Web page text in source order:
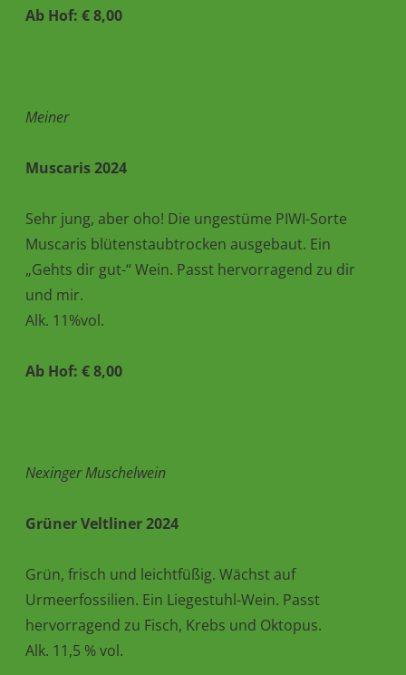
Ab Hof: € 8,00
Meiner
Muscaris 2024
Sehr jung, aber oho! Die ungestüme PIWI-Sorte
Muscaris blütenstaubtrocken ausgebaut. Ein
„Gehts dir gut-“ Wein. Passt hervorragend zu dir
und mir.
Alk. 11%vol.
Ab Hof: € 8,00
Nexinger Muschelwein
Grüner Veltliner 2024
Grün, frisch und leichtfüßig. Wächst auf
Urmeerfossilien. Ein Liegestuhl-Wein. Passt
hervorragend zu Fisch, Krebs und Oktopus.
Alk. 11,5 % vol.